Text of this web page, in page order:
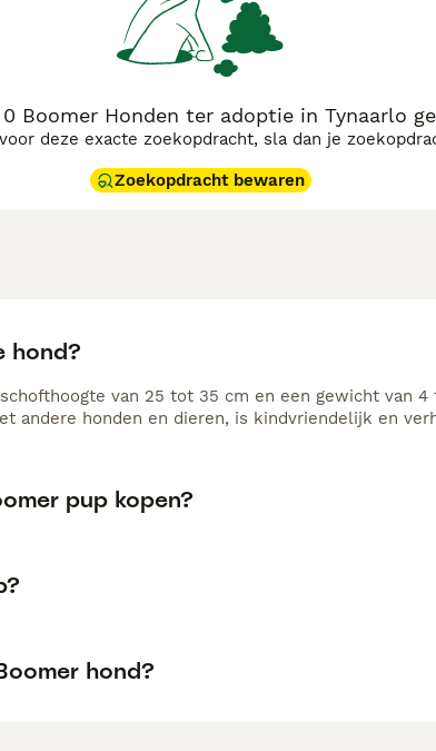
0 Boomer Honden ter adoptie in Tynaarlo
deze exacte zoekopdracht, sla dan je
Zoekopdracht bewaren
hond?
van 25 tot 35 cm en een gewicht van
andere honden en dieren, is kindvriendelijk en
pup kopen?
hond?